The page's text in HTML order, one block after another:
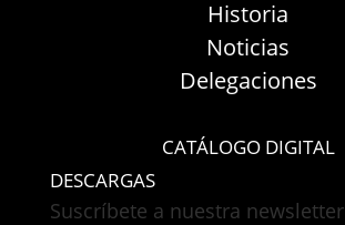
Historia
Noticias
Delegaciones
CATÁLOGO DIGITAL
DESCARGAS
Suscríbete a nuestra newsletter